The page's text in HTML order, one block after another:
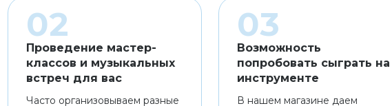
Проведение мастер-
классов и музыкальных
встреч для вас
Часто организовываем разные
Возможность
попробовать сыграть на
инструменте
В нашем магазине даем